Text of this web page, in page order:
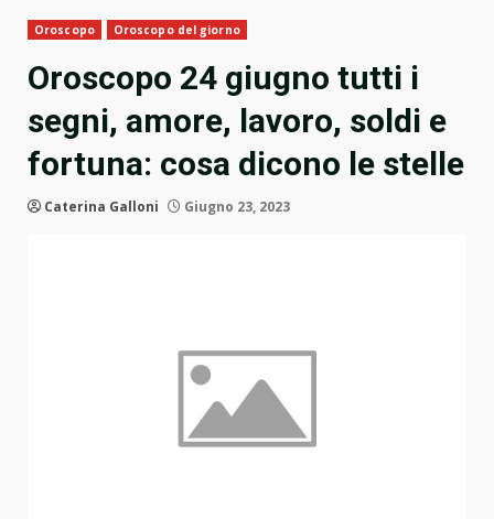
Oroscopo Oroscopo del giorno
Oroscopo 24 giugno tutti i
segni, amore, lavoro, soldi e
fortuna: cosa dicono le stelle
Caterina Galloni Giugno 23, 2023